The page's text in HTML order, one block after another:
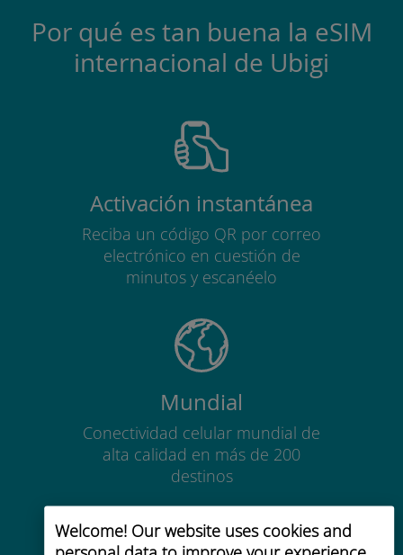
Welcome! Our website uses cookies and
Por qué es tan buena la eSIM
internacional de Ubigi
Activación instantánea
Reciba un código QR por correo
electrónico en cuestión de
minutos y escanéelo
Mundial
Conectividad celular mundial de
alta calidad en más de 200
destinos